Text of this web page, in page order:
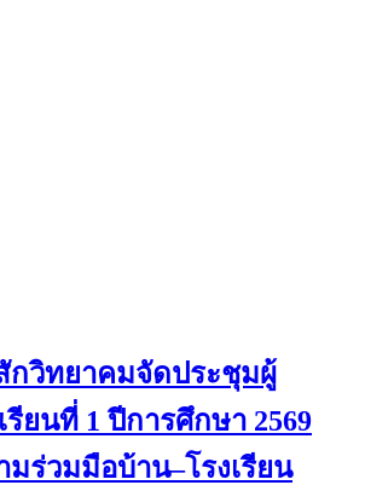
กวิทยาคมจัดประชุมผู้
ยนที่ 1 ปีการศึกษา 2569
มร่วมมือบ้าน–โรงเรียน